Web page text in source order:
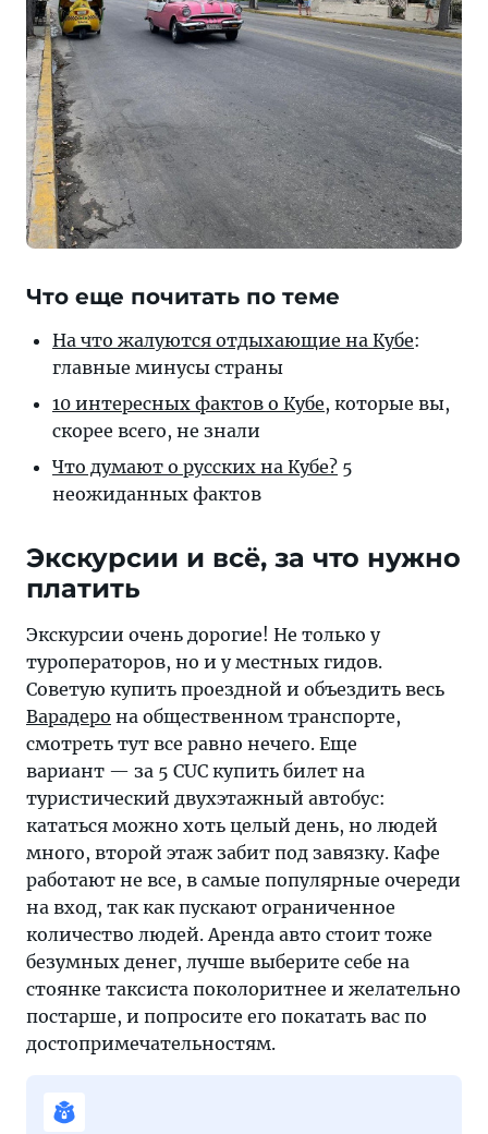
Что еще почитать по теме
На что жалуются отдыхающие на Кубе:
главные минусы страны
10 интересных фактов о Кубе, которые вы,
скорее всего, не знали
Что думают о русских на Кубе? 5
неожиданных фактов
Экскурсии и всё, за что нужно
платить
Экскурсии очень дорогие! Не только у
туроператоров, но и у местных гидов.
Советую купить проездной и объездить весь
Варадеро на общественном транспорте,
смотреть тут все равно нечего. Еще
вариант — за 5 CUC купить билет на
туристический двухэтажный автобус:
кататься можно хоть целый день, но людей
много, второй этаж забит под завязку. Кафе
работают не все, в самые популярные очереди
на вход, так как пускают ограниченное
количество людей. Аренда авто стоит тоже
безумных денег, лучше выберите себе на
стоянке таксиста поколоритнее и желательно
постарше, и попросите его покатать вас по
достопримечательностям.